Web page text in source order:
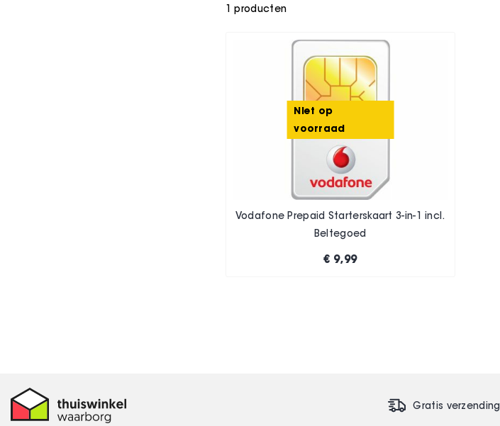
1 producten
Niet op
voorraad
Vodafone Prepaid Starterskaart 3-in-1 incl.
Beltegoed
€ 9,99
Gratis verzending